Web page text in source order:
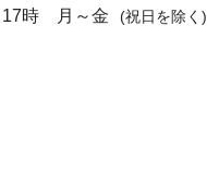
17時 月～金 (祝日を除く)